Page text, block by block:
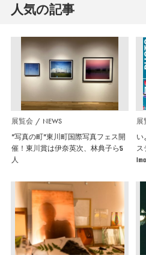
人気の記事
展覧会 NEWS
”写真の町”東川町国際写真フェス開
催！東川賞は伊奈英次、林典子ら5
人
展
い
ス